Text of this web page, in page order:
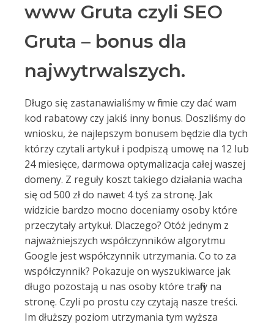
www Gruta czyli SEO
Gruta – bonus dla
najwytrwalszych.
Długo się zastanawialiśmy w firmie czy dać wam
kod rabatowy czy jakiś inny bonus. Doszliśmy do
wniosku, że najlepszym bonusem będzie dla tych
którzy czytali artykuł i podpiszą umowę na 12 lub
24 miesięce, darmowa optymalizacja całej waszej
domeny. Z reguły koszt takiego działania wacha
się od 500 zł do nawet 4 tyś za stronę. Jak
widzicie bardzo mocno doceniamy osoby które
przeczytały artykuł. Dlaczego? Otóż jednym z
najważniejszych współczynników algorytmu
Google jest współczynnik utrzymania. Co to za
współczynnik? Pokazuje on wyszukiwarce jak
długo pozostają u nas osoby które trafiły na
stronę. Czyli po prostu czy czytają nasze treści.
Im dłuższy poziom utrzymania tym wyższa